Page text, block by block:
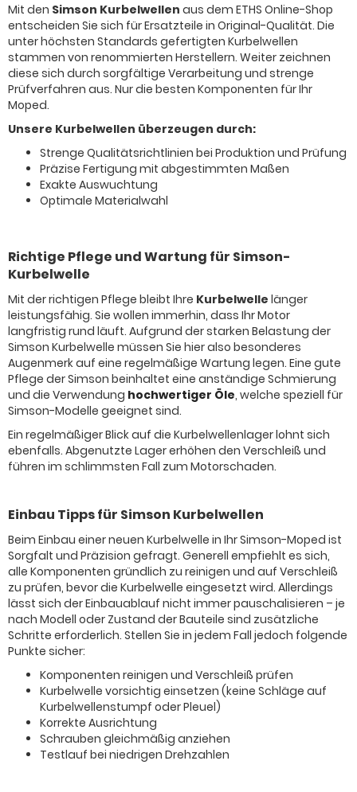
Mit den Simson Kurbelwellen aus dem ETHS Online-Shop
entscheiden Sie sich für Ersatzteile in Original-Qualität. Die
unter höchsten Standards gefertigten Kurbelwellen
stammen von renommierten Herstellern. Weiter zeichnen
diese sich durch sorgfältige Verarbeitung und strenge
Prüfverfahren aus. Nur die besten Komponenten für Ihr
Moped.
Unsere Kurbelwellen überzeugen durch:
Strenge Qualitätsrichtlinien bei Produktion und Prüfung
Präzise Fertigung mit abgestimmten Maßen
Exakte Auswuchtung
Optimale Materialwahl
Richtige Pflege und Wartung für Simson-
Kurbelwelle
Mit der richtigen Pflege bleibt Ihre Kurbelwelle länger
leistungsfähig. Sie wollen immerhin, dass Ihr Motor
langfristig rund läuft. Aufgrund der starken Belastung der
Simson Kurbelwelle müssen Sie hier also besonderes
Augenmerk auf eine regelmäßige Wartung legen. Eine gute
Pflege der Simson beinhaltet eine anständige Schmierung
und die Verwendung hochwertiger Öle, welche speziell für
Simson-Modelle geeignet sind.
Ein regelmäßiger Blick auf die Kurbelwellenlager lohnt sich
ebenfalls. Abgenutzte Lager erhöhen den Verschleiß und
führen im schlimmsten Fall zum Motorschaden.
Einbau Tipps für Simson Kurbelwellen
Beim Einbau einer neuen Kurbelwelle in Ihr Simson-Moped ist
Sorgfalt und Präzision gefragt. Generell empfiehlt es sich,
alle Komponenten gründlich zu reinigen und auf Verschleiß
zu prüfen, bevor die Kurbelwelle eingesetzt wird. Allerdings
lässt sich der Einbauablauf nicht immer pauschalisieren – je
nach Modell oder Zustand der Bauteile sind zusätzliche
Schritte erforderlich. Stellen Sie in jedem Fall jedoch folgende
Punkte sicher:
Komponenten reinigen und Verschleiß prüfen
Kurbelwelle vorsichtig einsetzen (keine Schläge auf
Kurbelwellenstumpf oder Pleuel)
Korrekte Ausrichtung
Schrauben gleichmäßig anziehen
Testlauf bei niedrigen Drehzahlen